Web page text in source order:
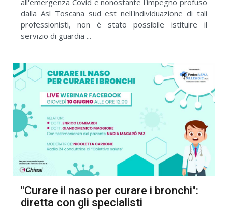
all'emergenza Covid e nonostante l'impegno profuso
dalla Asl Toscana sud est nell'individuazione di tali
professionisti, non è stato possibile istituire il
servizio di guardia ...
''Curare il naso per curare i bronchi'':
diretta con gli specialisti